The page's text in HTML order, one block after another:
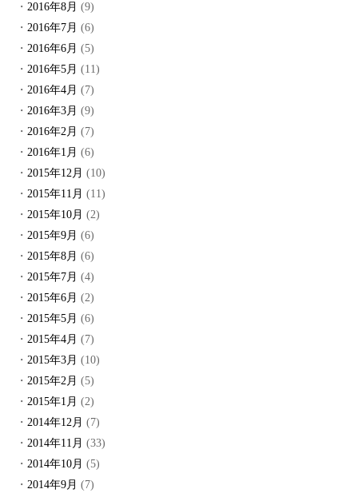
2016年8月 (9)
2016年7月 (6)
2016年6月 (5)
2016年5月 (11)
2016年4月 (7)
2016年3月 (9)
2016年2月 (7)
2016年1月 (6)
2015年12月 (10)
2015年11月 (11)
2015年10月 (2)
2015年9月 (6)
2015年8月 (6)
2015年7月 (4)
2015年6月 (2)
2015年5月 (6)
2015年4月 (7)
2015年3月 (10)
2015年2月 (5)
2015年1月 (2)
2014年12月 (7)
2014年11月 (33)
2014年10月 (5)
2014年9月 (7)